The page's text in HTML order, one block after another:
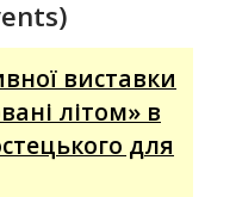
виставки
літом» в
для